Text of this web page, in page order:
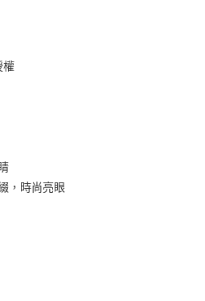
費通知簡訊。
點擊此簡訊中的連結，可透過四大超商／
付款，方視為交易完成。
立刻繳費，但若您需要取消訂單，請聯絡
消之訂單仍視為有效，需透過AFTEE先享
後付 」之結帳頁面顯示為準，若有關於
款等相關疑問，請聯繫「AFTEE先享後付
support/home
提供之「AFTEE先享後付」服務完成之交
覽以下網址：
含以上)免運費
上868再查詢)
)免運費
)免運費
權
，時尚亮眼